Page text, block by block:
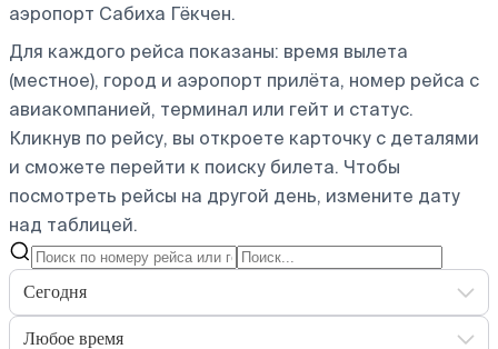
аэропорт Сабиха Гёкчен.
Для каждого рейса показаны: время вылета
(местное), город и аэропорт прилёта, номер рейса с
авиакомпанией, терминал или гейт и статус.
Кликнув по рейсу, вы откроете карточку с деталями
и сможете перейти к поиску билета. Чтобы
посмотреть рейсы на другой день, измените дату
над таблицей.
Сегодня
Любое время